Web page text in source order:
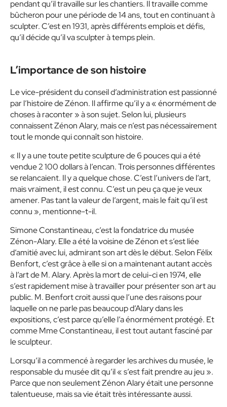
pendant qu’il travaille sur les chantiers. Il travaille comme
bûcheron pour une période de 14 ans, tout en continuant à
sculpter. C’est en 1931, après différents emplois et défis,
qu’il décide qu’il va sculpter à temps plein.
L’importance de son histoire
Le vice-président du conseil d’administration est passionné
par l’histoire de Zénon. Il affirme qu’il y a « énormément de
choses à raconter » à son sujet. Selon lui, plusieurs
connaissent Zénon Alary, mais ce n’est pas nécessairement
tout le monde qui connaît son histoire.
« Il y a une toute petite sculpture de 6 pouces qui a été
vendue 2 100 dollars à l’encan. Trois personnes différentes
se relancaient. Il y a quelque chose. C’est l’univers de l’art,
mais vraiment, il est connu. C’est un peu ça que je veux
amener. Pas tant la valeur de l’argent, mais le fait qu’il est
connu », mentionne-t-il.
Simone Constantineau, c’est la fondatrice du musée
Zénon-Alary. Elle a été la voisine de Zénon et s’est liée
d’amitié avec lui, admirant son art dès le début. Selon Félix
Benfort, c’est grâce à elle si on a maintenant autant accès
à l’art de M. Alary. Après la mort de celui-ci en 1974, elle
s’est rapidement mise à travailler pour présenter son art au
public. M. Benfort croit aussi que l’une des raisons pour
laquelle on ne parle pas beaucoup d’Alary dans les
expositions, c’est parce qu’elle l’a énormément protégé. Et
comme Mme Constantineau, il est tout autant fasciné par
le sculpteur.
Lorsqu’il a commencé à regarder les archives du musée, le
responsable du musée dit qu’il « s’est fait prendre au jeu ».
Parce que non seulement Zénon Alary était une personne
talentueuse, mais sa vie était très intéressante aussi.